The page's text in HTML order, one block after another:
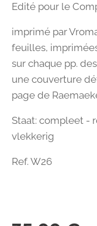
Edité pour le
imprimé par
feuilles,
sur chaque pp.
une couverture
page de
Staat: compleet -
vlekkerig
Ref. W26